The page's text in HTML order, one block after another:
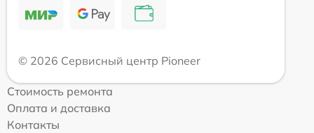
© 2026 Сервисный центр Pioneer
Стоимость ремонта
Оплата и доставка
Контакты